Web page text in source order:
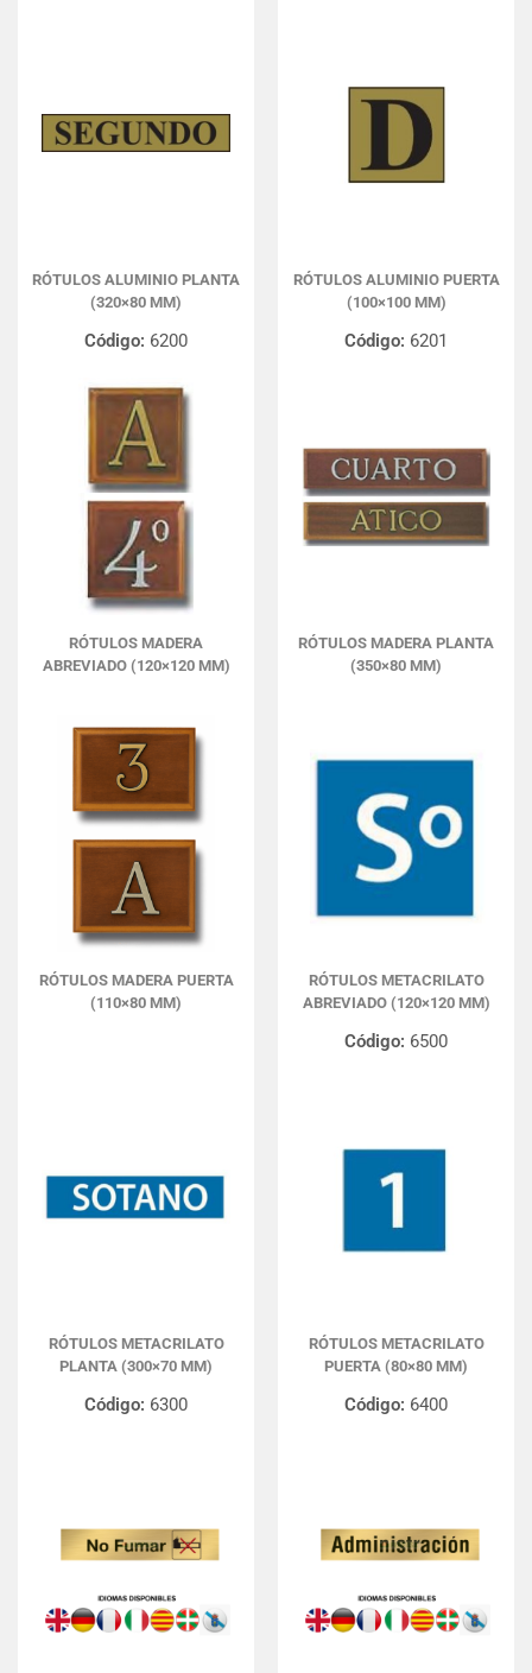
RÓTULOS ALUMINIO PLANTA
(320×80 MM)
Código: 6200
RÓTULOS ALUMINIO PUERTA
(100×100 MM)
Código: 6201
RÓTULOS MADERA
ABREVIADO (120×120 MM)
RÓTULOS MADERA PLANTA
(350×80 MM)
RÓTULOS MADERA PUERTA
(110×80 MM)
RÓTULOS METACRILATO
ABREVIADO (120×120 MM)
Código: 6500
RÓTULOS METACRILATO
PLANTA (300×70 MM)
Código: 6300
RÓTULOS METACRILATO
PUERTA (80×80 MM)
Código: 6400